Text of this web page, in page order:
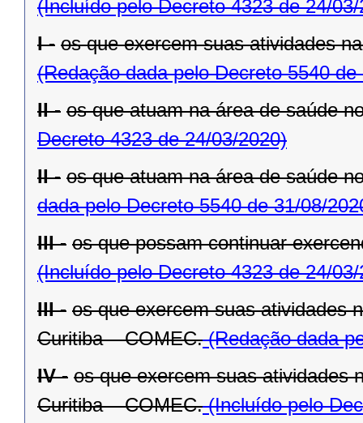
(Incluído pelo Decreto 4323 de 24/
I - os que exercem suas atividades
(Redação dada pelo Decreto 5540 de
II - os que atuam na área de saúde
Decreto 4323 de 24/03/2020)
II - os que atuam na área de saúde
dada pelo Decreto 5540 de 31/08/
III - os que possam continuar
(Incluído pelo Decreto 4323 de 24/
III - os que exercem suas atividades
Curitiba – COMEC.(Redação dada
IV - os que exercem suas atividades
Curitiba – COMEC.(Incluído pelo